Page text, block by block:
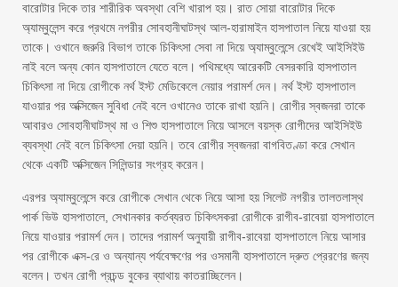
বারোটার দিকে তার শারীরিক অবস্থা বেশি খারাপ হয়। রাত সোয়া বারোটার দিকে
অ্যাম্বুলেন্স করে প্রথমে নগরীর সোবহানীঘাটস্থ আল-হারামাইন হাসপাতাল নিয়ে যাওয়া হয়
তাকে। ওখানে জরুরি বিভাগ তাকে চিকিৎসা সেবা না দিয়ে অ্যাম্বুলেন্সে রেখেই আইসিইউ
নাই বলে অন্য কোন হাসপাতালে যেতে বলে। পথিমধ্যে আরেকটি বেসরকারি হাসপাতাল
চিকিৎসা না দিয়ে রোগীকে নর্থ ইস্ট মেডিকেলে নেয়ার পরামর্শ দেন। নর্থ ইস্ট হাসপাতাল
যাওয়ার পর অক্সিজেন সুবিধা নেই বলে ওখানেও তাকে রাখা হয়নি। রোগীর স্বজনরা তাকে
আবারও সোবহানীঘাটস্থ মা ও শিশু হাসপাতালে নিয়ে আসলে বয়স্ক রোগীদের আইসিইউ
ব্যবস্থা নেই বলে চিকিৎসা দেয়া হয়নি। তবে রোগীর স্বজনরা বাগবিতণ্ডা করে সেখান
থেকে একটি অক্সিজেন সিলিন্ডার সংগ্রহ করেন।
এরপর অ্যাম্বুলেন্সে করে রোগীকে সেখান থেকে নিয়ে আসা হয় সিলেট নগরীর তালতলাস্থ
পার্ক ভিউ হাসপাতালে, সেখানকার কর্তব্যরত চিকিৎসকরা রোগীকে রাগীব-রাবেয়া হাসপাতালে
নিয়ে যাওয়ার পরামর্শ দেন। তাদের পরামর্শ অনুযায়ী রাগীব-রাবেয়া হাসপাতালে নিয়ে আসার
পর রোগীকে এক্স-রে ও অন্যান্য পর্যবেক্ষণের পর ওসমানী হাসপাতালে দ্রুত প্রেরণের জন্য
বলেন। তখন রোগী প্রচন্ড বুকের ব্যাথায় কাতরাচ্ছিলেন।